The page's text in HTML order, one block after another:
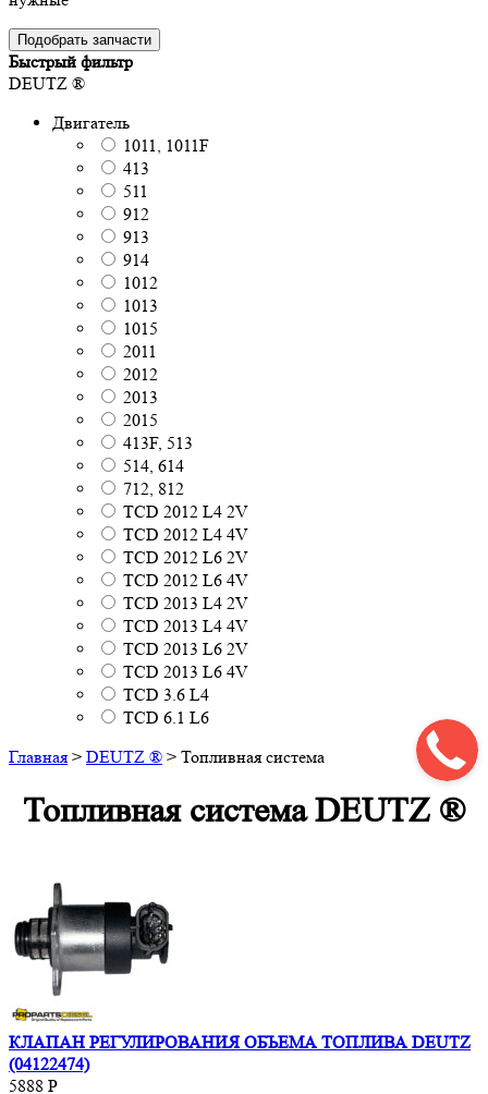
Подобрать запчасти
Быстрый фильтр
DEUTZ ®
Двигатель
1011, 1011F
413
511
912
913
914
1012
1013
1015
2011
2012
2013
2015
413F, 513
514, 614
712, 812
TCD 2012 L4 2V
TCD 2012 L4 4V
TCD 2012 L6 2V
TCD 2012 L6 4V
TCD 2013 L4 2V
TCD 2013 L4 4V
TCD 2013 L6 2V
TCD 2013 L6 4V
TCD 3.6 L4
TCD 6.1 L6
Главная > DEUTZ ® > Топливная система
Топливная система DEUTZ ®
КЛАПАН РЕГУЛИРОВАНИЯ ОБЪЕМА ТОПЛИВА DEUTZ
(04122474)
5888 Р